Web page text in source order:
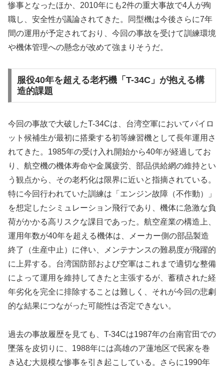
惨事となったほか、2010年にも2件の重大事故で4人が殉
職し、安全性が議論されてきた。同型機は今後さらに7年
間の運用が予定されており、今回の事故を受けて訓練環境
や機体管理への懸念が改めて強まりそうだ。
服役40年を超える老朽機「T-34C」が抱える構
造的課題
今回の事故で大破したT-34Cは、台湾空軍においてパイロ
ット候補生が最初に搭乗する初等練習機として長年運用さ
れてきた。1985年の受け入れ開始から40年が経過してお
り、航空機の機体寿命や金属疲労、部品供給網の維持とい
う観点から、その老朽化は限界に近いと指摘されている。
特に今回行われていた訓練は「エンジン故障（不作動）」
を想定したシミュレーション飛行であり、機体に急激な負
荷がかかる高リスクな課目であった。航空産業の構造上、
運用年数が40年を超える機体は、メーカー側の部品製造
終了（生産中止）に伴い、メンテナンスの難易度が飛躍的
に上昇する。台湾国防部および空軍はこれまで適切な整備
によって運用を維持してきたと主張するが、蓄積された経
年劣化を完全に排除することは難しく、それが今回の悲劇
的な結果につながった可能性は否定できない。
過去の事故履歴を見ても、T-34Cは1987年の台南官田での
墜落を皮切りに、1988年には高雄のア蓮地区で民家を巻
き込む大規模な惨事を引き起こしている。さらに1990年